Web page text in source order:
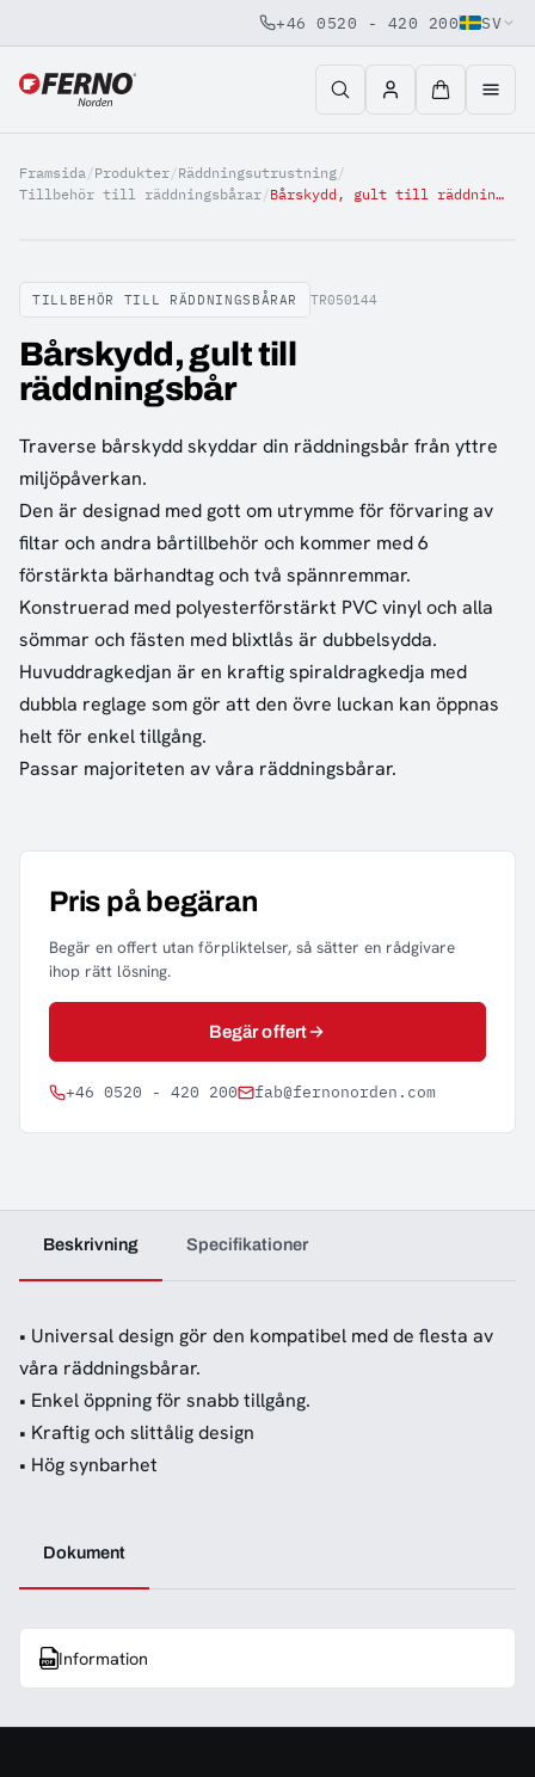
Jump to content
+46 0520 - 420 200 SV
Framsida/Produkter/Räddningsutrustning/
Tillbehör till räddningsbårar/ Bårskydd, gult till räddningsbår
TILLBEHÖR TILL RÄDDNINGSBÅRAR TR050144
Bårskydd, gult till
räddningsbår
Traverse bårskydd skyddar din räddningsbår från yttre
miljöpåverkan.
Den är designad med gott om utrymme för förvaring av
filtar och andra bårtillbehör och kommer med 6
förstärkta bärhandtag och två spännremmar.
Konstruerad med polyesterförstärkt PVC vinyl och alla
sömmar och fästen med blixtlås är dubbelsydda.
Huvuddragkedjan är en kraftig spiraldragkedja med
dubbla reglage som gör att den övre luckan kan öppnas
helt för enkel tillgång.
Passar majoriteten av våra räddningsbårar.
Pris på begäran
Begär en offert utan förpliktelser, så sätter en rådgivare
ihop rätt lösning.
Begär offert
+46 0520 - 420 200 fab@fernonorden.com
Beskrivning Specifikationer
• Universal design gör den kompatibel med de flesta av
våra räddningsbårar.
• Enkel öppning för snabb tillgång.
• Kraftig och slittålig design
• Hög synbarhet
Dokument
Information